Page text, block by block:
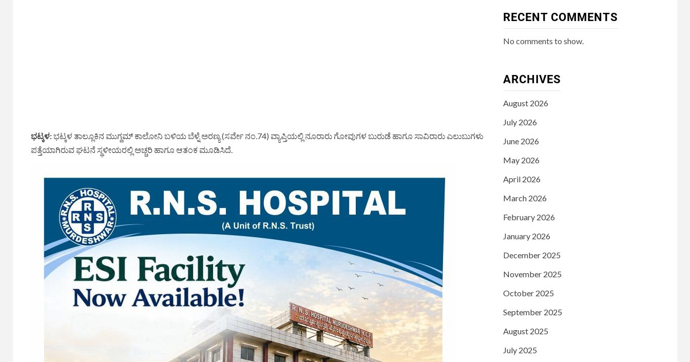
ಭಟ್ಕಳ:ಭಟ್ಕಳ ತಾಲ್ಲೂಕಿನ ಮುಗ್ದಮ್ ಕಾಲೋನಿ ಬಳಿಯ ಬೆಳ್ನೆ ಅರಣ್ಯ (ಸರ್ವೇ ನಂ.74) ವ್ಯಾಪ್ತಿಯಲ್ಲಿ ನೂರಾರು ಗೋವುಗಳ ಬುರುಡೆ ಹಾಗೂ ಸಾವಿರಾರು ಎಲುಬುಗಳು
ಪತ್ತೆಯಾಗಿರುವ ಘಟನೆ ಸ್ಥಳೀಯರಲ್ಲಿ ಅಚ್ಚರಿ ಹಾಗೂ ಆತಂಕ ಮೂಡಿಸಿದೆ.
RECENT COMMENTS
No comments to show.
ARCHIVES
August 2026
July 2026
June 2026
May 2026
April 2026
March 2026
February 2026
January 2026
December 2025
November 2025
October 2025
September 2025
August 2025
July 2025